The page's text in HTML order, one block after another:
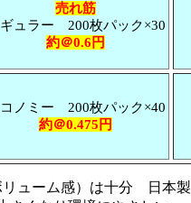
売れ筋
ュラー 200枚パック×30
約＠0.6円
ノミー 200枚パック×40
約＠0.475円
リューム感）は十分 日本製